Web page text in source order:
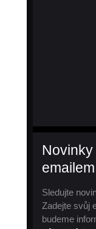
emailem
Sledujte
Zadejte svůj
budeme